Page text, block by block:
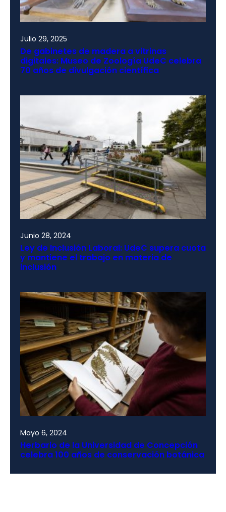
Julio 29, 2025
De gabinetes de madera a vitrinas
digitales: Museo de Zoología UdeC celebra
70 años de divulgación científica
Junio 28, 2024
Ley de Inclusión Laboral: UdeC supera cuota
y mantiene el trabajo en materia de
inclusión
Mayo 6, 2024
Herbario de la Universidad de Concepción
celebra 100 años de conservación botánica